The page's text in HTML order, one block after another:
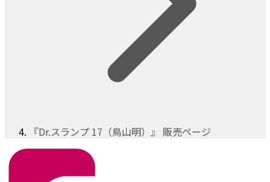
『Dr.スランプ 17（鳥山明）』 販売ページ